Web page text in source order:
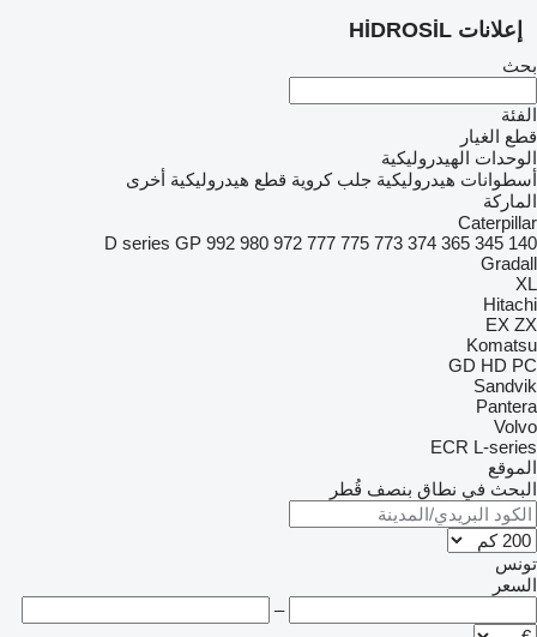
إعلانات HİDROSİL
بحث
الفئة
قطع الغيار
الوحدات الهيدروليكية
أسطوانات هيدروليكية جلب كروية قطع هيدروليكية أخرى
الماركة
Caterpillar
140
345
365
374
773
775
777
972
980
992
D series GP
Gradall
XL
Hitachi
EX ZX
Komatsu
GD HD PC
Sandvik
Pantera
Volvo
ECR L-series
الموقع
البحث في نطاق بنصف قُطر
تونس
السعر
–